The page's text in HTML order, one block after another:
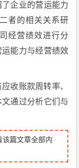
企业的营运能力
者的相关关系研
经营绩效进行分
能力与经营绩效
收账款周转率、
通过分析它们与
篇文章全部内